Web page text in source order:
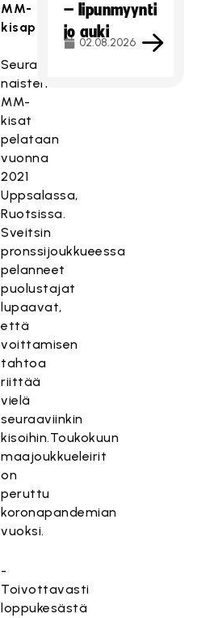
MM-
kisaprojektiin
Seuraavat
naisten
MM-
kisat
pelataan
vuonna
2021
Uppsalassa,
Ruotsissa.
Sveitsin
pronssijoukkueessa
pelanneet
puolustajat
lupaavat,
että
voittamisen
tahtoa
riittää
vielä
seuraaviinkin
kisoihin.Toukokuun
maajoukkueleirit
on
peruttu
koronapandemian
vuoksi.
-
Toivottavasti
loppukesästä
– lipunmyynti
jo auki
02.08.2026